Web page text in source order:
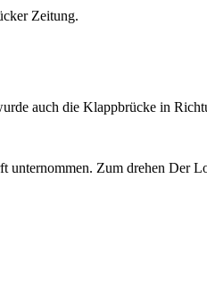
Zeitung.
auch die Klappbrücke in
unternommen. Zum drehen Der